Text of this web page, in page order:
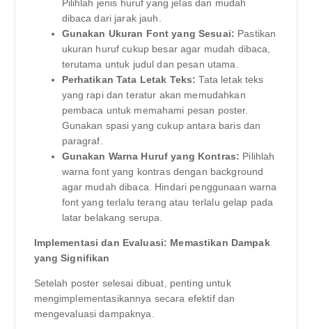
Pilihlah jenis huruf yang jelas dan mudah
dibaca dari jarak jauh.
Gunakan Ukuran Font yang Sesuai: Pastikan
ukuran huruf cukup besar agar mudah dibaca,
terutama untuk judul dan pesan utama.
Perhatikan Tata Letak Teks: Tata letak teks
yang rapi dan teratur akan memudahkan
pembaca untuk memahami pesan poster.
Gunakan spasi yang cukup antara baris dan
paragraf.
Gunakan Warna Huruf yang Kontras: Pilihlah
warna font yang kontras dengan background
agar mudah dibaca. Hindari penggunaan warna
font yang terlalu terang atau terlalu gelap pada
latar belakang serupa.
Implementasi dan Evaluasi: Memastikan Dampak
yang Signifikan
Setelah poster selesai dibuat, penting untuk
mengimplementasikannya secara efektif dan
mengevaluasi dampaknya.